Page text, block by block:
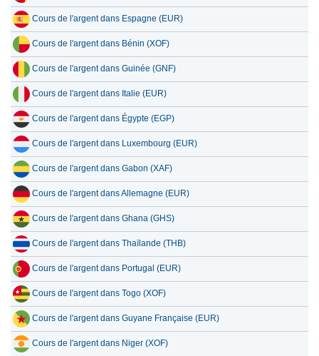
Cours de l'argent dans Espagne (EUR)
Cours de l'argent dans Bénin (XOF)
Cours de l'argent dans Guinée (GNF)
Cours de l'argent dans Italie (EUR)
Cours de l'argent dans Égypte (EGP)
Cours de l'argent dans Luxembourg (EUR)
Cours de l'argent dans Gabon (XAF)
Cours de l'argent dans Allemagne (EUR)
Cours de l'argent dans Ghana (GHS)
Cours de l'argent dans Thaïlande (THB)
Cours de l'argent dans Portugal (EUR)
Cours de l'argent dans Togo (XOF)
Cours de l'argent dans Guyane Française (EUR)
Cours de l'argent dans Niger (XOF)